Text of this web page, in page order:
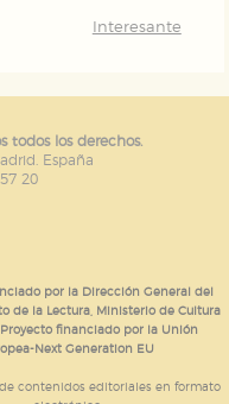
Interesante
todos los derechos.
España
20
por la Dirección General del
de la Lectura, Ministerio de Cultura
financiado por la Unión
Next Generation EU
contenidos editoriales en formato